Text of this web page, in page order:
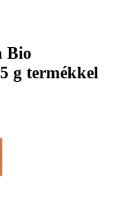
Bio
g termékkel